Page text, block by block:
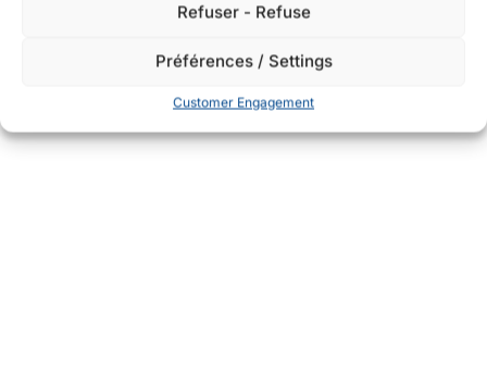
Refuser - Refuse
Préférences / Settings
Customer Engagement